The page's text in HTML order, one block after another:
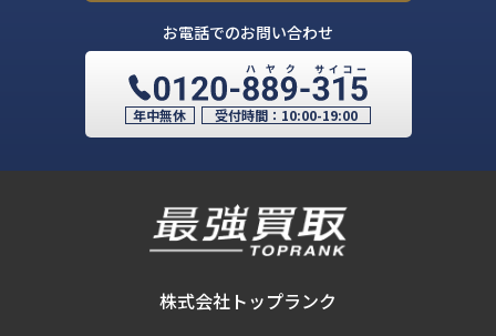
お電話でのお問い合わせ
年中無休 受付時間： 10:00-19:00
株式会社トップランク